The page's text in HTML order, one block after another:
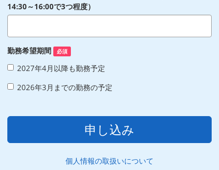
14:30～16:00で3つ程度）
勤務希望期間 必須
2027年4月以降も勤務予定
2026年3月までの勤務の予定
申し込み
個人情報の取扱いについて